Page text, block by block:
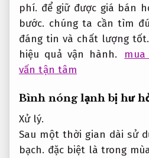
phí. để giữ được giá bán
bước. chúng ta cần tìm
đáng tin và chất lượng tốt.
hiệu quả vận hành.
vấn tận tâm
Bình nóng lạnh bị hư
Xử lý.
Sau một thời gian dài sử
bạch. đặc biệt là trong